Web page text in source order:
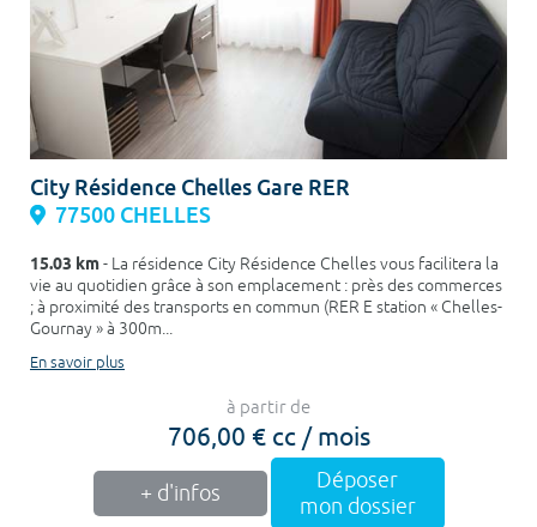
City Résidence Chelles Gare RER
77500 CHELLES
15.03 km- La résidence City Résidence Chelles vous facilitera la
vie au quotidien grâce à son emplacement : près des commerces
; à proximité des transports en commun (RER E station « Chelles-
Gournay » à 300m...
En savoir plus
à partir de
706,00 € cc / mois
+ d'infos
Déposer
mon dossier